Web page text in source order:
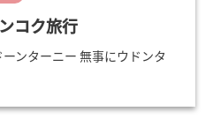
コク旅行
ンターニー 無事にウドンタ